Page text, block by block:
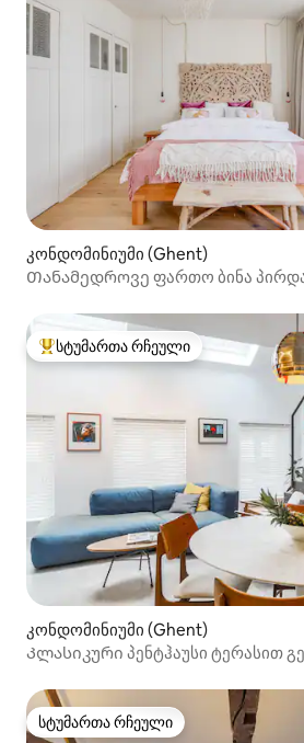
კონდომინიუმი (Ghent)
Თანამედროვე ფართო ბინა
სტუმართა რჩეული მოწინავე
სტუმართა რჩეული
კონდომინიუმი (Ghent)
Კლასიკური პენტჰაუსი ტერასით
სტუმართა რჩეული
სტუმართა რჩეული